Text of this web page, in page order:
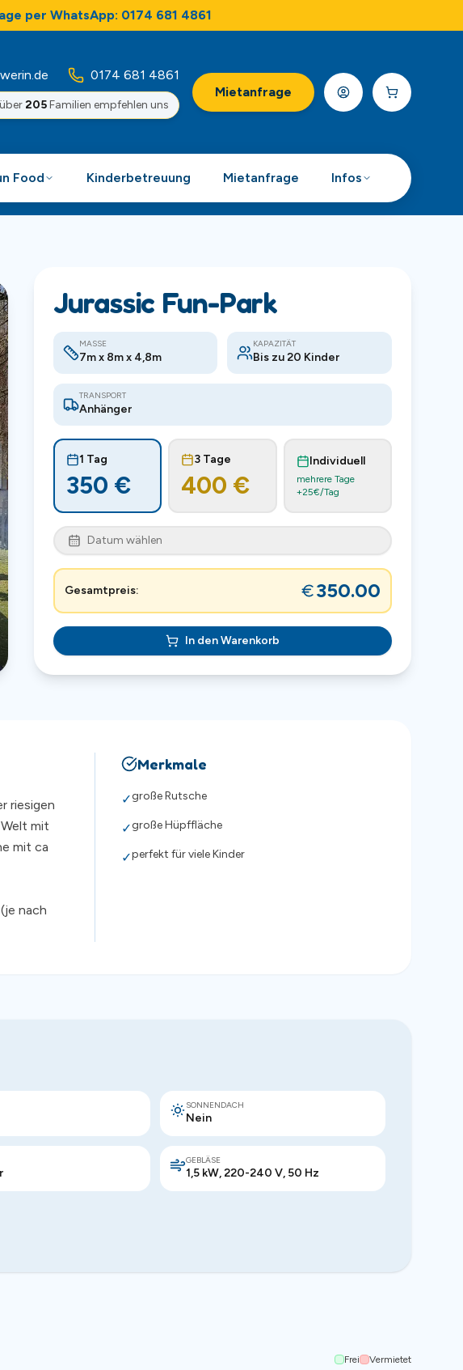
per WhatsApp: 0174 681 4861
0174 681 4861
205Familien empfehlen uns
Mietanfrage
Food Kinderbetreuung Mietanfrage Infos
Jurassic Fun-Park
MASSE
7m x 8m x 4,8m
KAPAZITÄT
Bis zu 20 Kinder
TRANSPORT
Anhänger
1 Tag
350 €
3 Tage
400 €
Individuell
mehrere Tage
+25€/Tag
Datum wählen
Gesamtpreis: 350.00
In den Warenkorb
riesigen
mit
mit ca
nach
Merkmale
✓große Rutsche
✓große Hüpffläche
✓perfekt für viele Kinder
SONNENDACH
Nein
GEBLÄSE
1,5 kW, 220-240 V, 50 Hz
Frei Vermietet